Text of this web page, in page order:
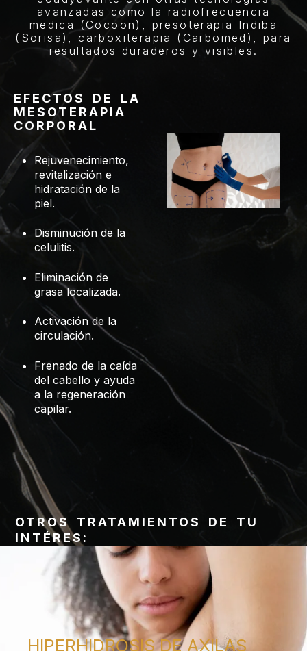
avanzadas como la radiofrecuencia
medica (Cocoon), presoterapia Indiba
(Sorisa), carboxiterapia (Carbomed), para
resultados duraderos y visibles.
EFECTOS DE LA
MESOTERAPIA
CORPORAL
Rejuvenecimiento,
revitalización e
hidratación de la
piel.
Disminución de la
celulitis.
Eliminación de
grasa localizada.
Activación de la
circulación.
Frenado de la caída
del cabello y ayuda
a la regeneración
capilar.
OTROS TRATAMIENTOS DE TU
INTÉRES:
HIPERHIDROSIS DE AXILAS​